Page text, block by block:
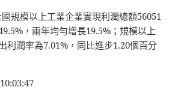
規模以上工業企業實現利潤總額56051
，兩年均勻增長19.5%；規模以上
利潤率為7.01%，同比進步1.20個百分